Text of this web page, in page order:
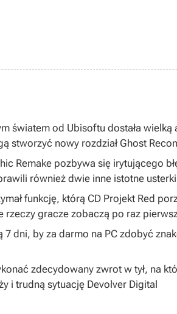
światem od Ubisoftu dostała wielką
stworzyć nowy rozdział Ghost
Remake pozbywa się irytującego
również dwie inne istotne usterki
funkcję, którą CD Projekt Red
rzeczy gracze zobaczą po raz
7 dni, by za darmo na PC zdobyć
zdecydowany zwrot w tył, na
i trudną sytuację Devolver Digital